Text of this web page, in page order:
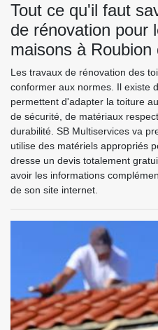
Tout ce qu'il faut
de rénovation pour
maisons à Roubion
Les travaux de rénovation des
conformer aux normes. Il existe
permettent d'adapter la toiture
de sécurité, de matériaux
durabilité. SB Multiservices va
utilise des matériels appropriés
dresse un devis totalement
avoir les informations
de son site internet.